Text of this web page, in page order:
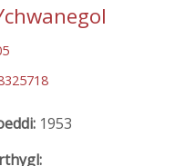
1953